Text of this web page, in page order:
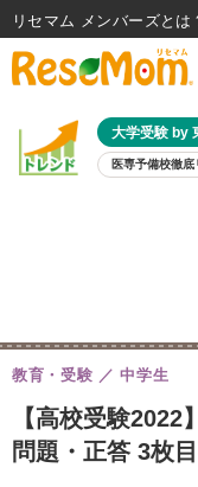
大学受験 by
医専予備校徹底
【高校受験
問題・正答 3枚
教育・受験 中学生
リセマム メンバーズ